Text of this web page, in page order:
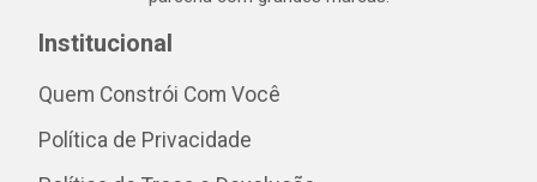
Institucional
Quem Constrói Com Você
Política de Privacidade